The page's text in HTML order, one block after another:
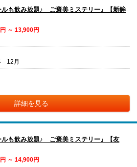
ルも飲み放題♪ ご褒美ミステリー』【新鉾
～ 13,900円
12月
詳細を見る
ルも飲み放題♪ ご褒美ミステリー』【友
～ 14,900円